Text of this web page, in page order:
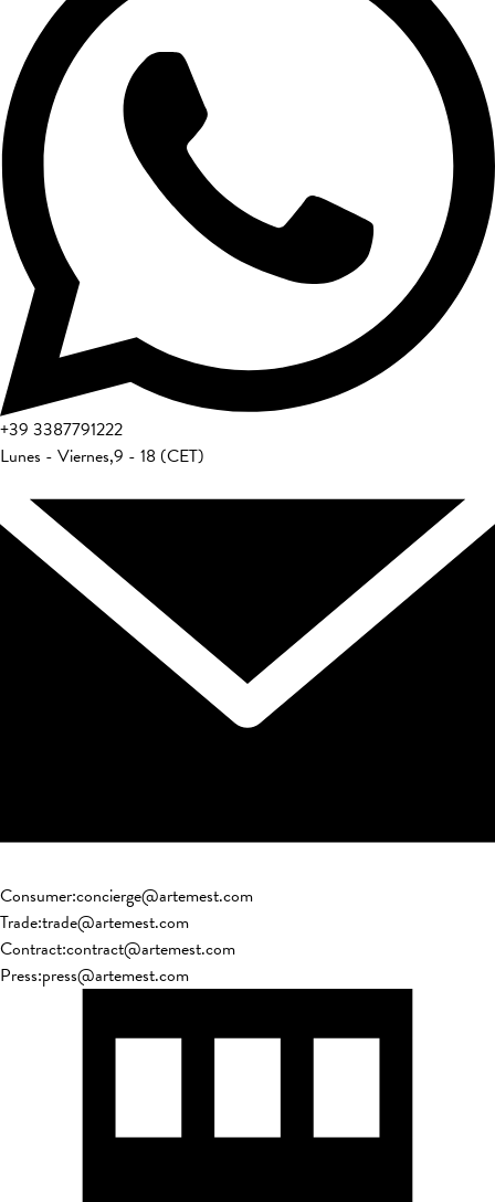
+39 3387791222
Lunes - Viernes,9 - 18 (CET)
Consumer:concierge@artemest.com
Trade:trade@artemest.com
Contract:contract@artemest.com
Press:press@artemest.com